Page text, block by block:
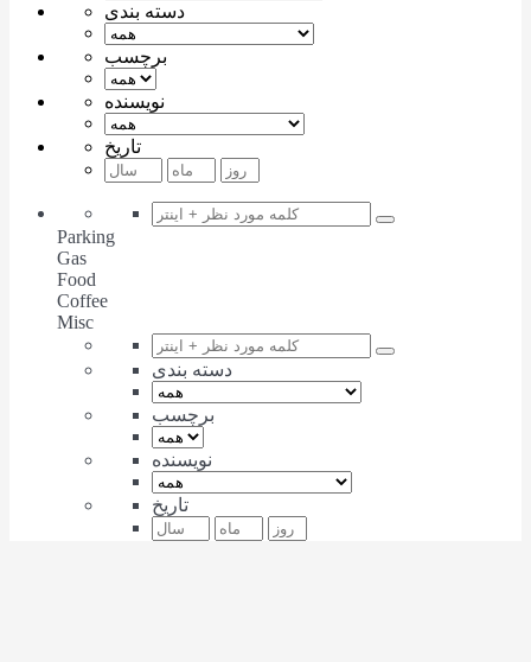
دسته بندی
برچسب
نویسنده
تاریخ
Parking
Gas
Food
Coffee
Misc
دسته بندی
برچسب
نویسنده
تاریخ